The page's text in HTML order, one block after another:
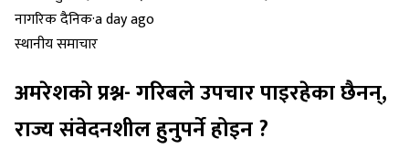
नागरिक दैनिक·a day ago
स्थानीय समाचार
अमरेशको प्रश्न- गरिबले उपचार पाइरहेका छैनन्,
राज्य संवेदनशील हुनुपर्ने होइन ?